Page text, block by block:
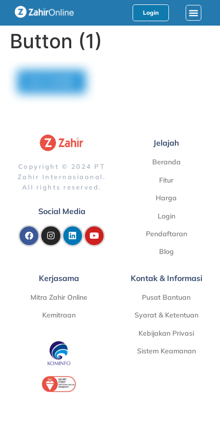
Login
Button (1)
Copyright © 2024 PT
Zahir Internasiaonal.
All rights reserved.
Social Media
Jelajah
Beranda
Fitur
Harga
Login
Pendaftaran
Blog
Kerjasama
Mitra Zahir Online
Kemitraan
Kontak & Informasi
Pusat Bantuan
Syarat & Ketentuan
Kebijakan Privasi
Sistem Keamanan